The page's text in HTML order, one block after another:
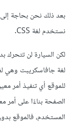
بعد ذلك نحن بحاجة
نستخدم لغة CSS.
لكن السيارة لن
لغة جافاسكريبت وهي
للموقع أي تنفيذ أمر
الصفحة بناءًا على أمر
المستخدم، فالموقع